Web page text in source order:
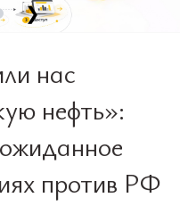
❯
нас
нефть»:
против РФ